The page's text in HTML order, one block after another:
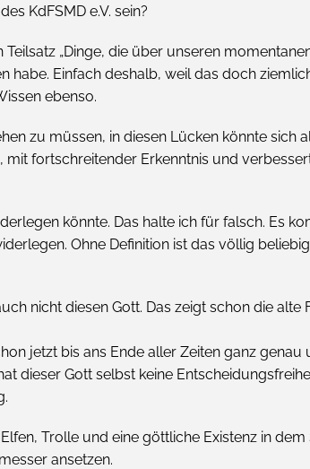
KdFSMD e.V. sein?
„Dinge, die über unseren
habe. Einfach deshalb, weil das doch
ebenso.
zu müssen, in diesen Lücken könnte sich
fortschreitender Erkenntnis und
könnte. Das halte ich für falsch. Es
Ohne Definition ist das völlig
nicht diesen Gott. Das zeigt schon die alte
jetzt bis ans Ende aller Zeiten ganz genau
dieser Gott selbst keine
Trolle und eine göttliche Existenz in
ansetzen.